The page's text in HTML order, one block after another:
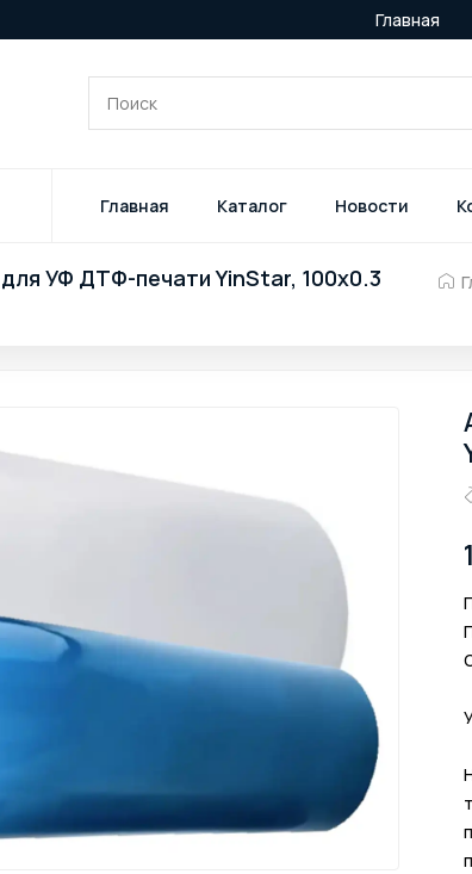
Главная
Главная Каталог Новости
УФ ДТФ-печати YinStar, 100х0.3